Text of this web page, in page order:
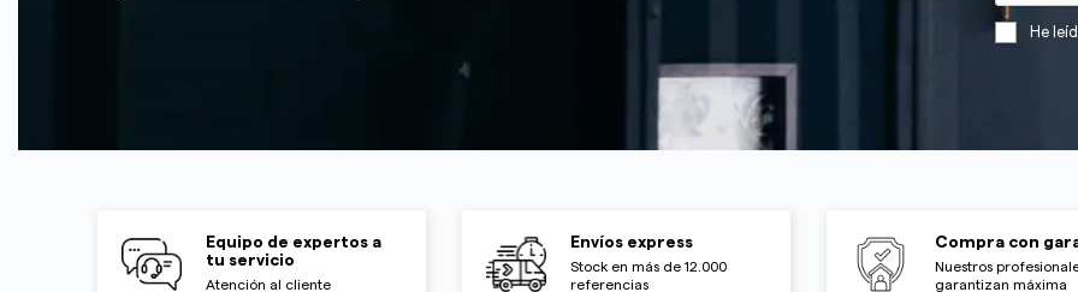
He
Equipo de expertos a
tu servicio
Atención al cliente
Envíos express
Stock en más de 12.000
referencias
Compra con
Nuestros
garantizan máxima